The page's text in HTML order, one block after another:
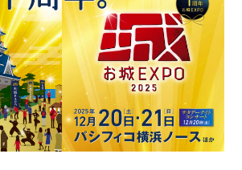
古屋の関係
覧
産 一覧